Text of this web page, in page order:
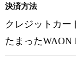
決済方法
クレジットカー
たまったWAON